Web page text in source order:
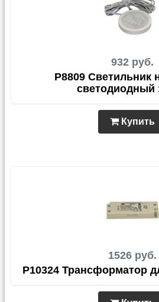
932 руб.
P8809 Светильник
светодиодный
Купить
1526 руб.
P10324 Трансформатор